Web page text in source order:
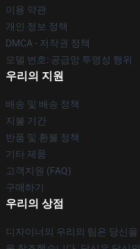
이용 약관
개인 정보 정책
DMCA - 저작권 정책
모델 번호: 공급망 투명성 행위
우리의 지원
배송 및 배송 정책
지불 기간
반품 및 환불 정책
기타 제품
고객지원 (FAQ)
구매하기
우리의 상점
디자이너의 우리의 팀은 당신